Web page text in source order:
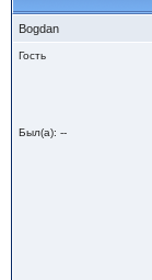
Bogdan
Гость
Был(а): --